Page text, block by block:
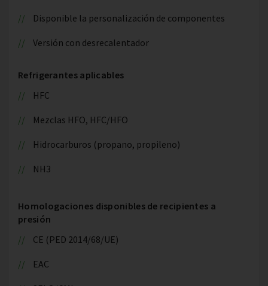
Disponible la personalización de componentes
Versión con desrecalentador
Refrigerantes aplicables
HFC
Mezclas HFO, HFC/HFO
Hidrocarburos (propano, propileno)
NH3
Homologaciones disponibles de recipientes a
presión
CE (PED 2014/68/UE)
EAC